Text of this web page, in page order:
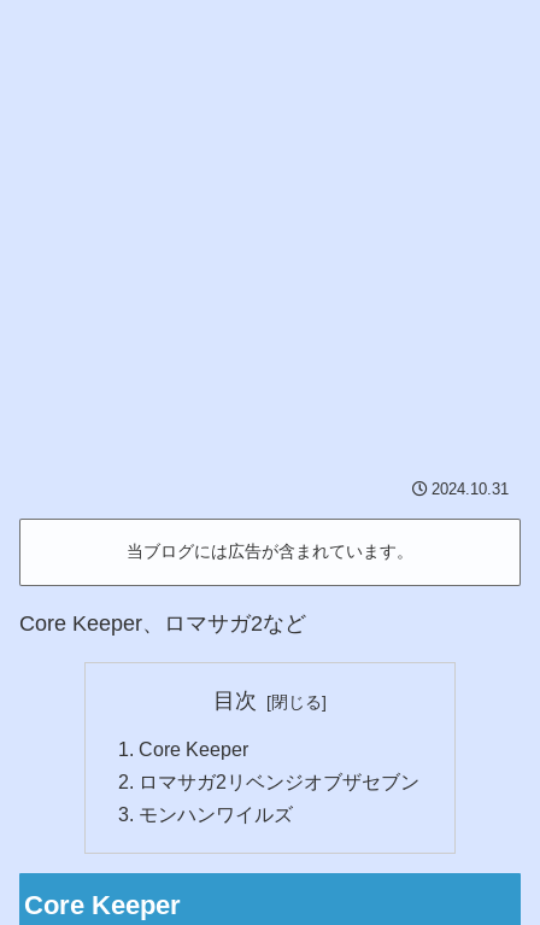
2024.10.31
当ブログには広告が含まれています。
Core Keeper、ロマサガ2など
目次
Core Keeper
ロマサガ2リベンジオブザセブン
モンハンワイルズ
Core Keeper